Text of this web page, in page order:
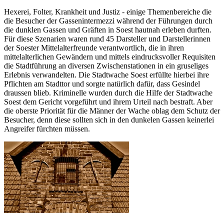
Hexerei, Folter, Krankheit und Justiz - einige Themenbereiche die
die Besucher der Gassenintermezzi während der Führungen durch
die dunklen Gassen und Gräften in Soest hautnah erleben durften.
Für diese Szenarien waren rund 45 Darsteller und Darstellerinnen
der Soester Mittelalterfreunde verantwortlich, die in ihren
mittelalterlichen Gewändern und mittels eindrucksvoller Requisiten
die Stadtführung an diversen Zwischenstationen in ein gruseliges
Erlebnis verwandelten. Die Stadtwache Soest erfüllte hierbei ihre
Pflichten am Stadttor und sorgte natürlich dafür, dass Gesindel
draussen blieb. Kriminelle wurden durch die Hilfe der Stadtwache
Soest dem Gericht vorgeführt und ihrem Urteil nach bestraft. Aber
die oberste Priorität für die Männer der Wache oblag dem Schutz der
Besucher, denn diese sollten sich in den dunkelen Gassen keinerlei
Angreifer fürchten müssen.